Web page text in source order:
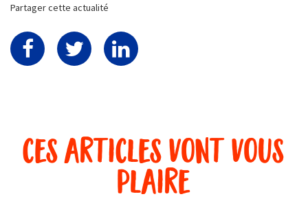
Partager cette actualité
ces articles vont vous
plaire